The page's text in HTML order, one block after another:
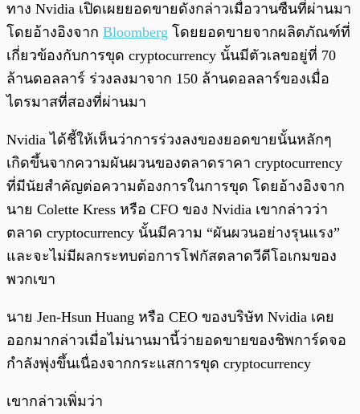
ทาง Nvidia เปิดเผยยอดขายดังกล่าวเมื่อวานซืนที่ผ่านมา
โดยอ้างอิงจาก Bloomberg โดยยอดขายจากผลิตภัณฑ์ที่
เกี่ยวข้องกับการขุด cryptocurrency นั้นมีตัวเลขอยู่ที่ 70
ล้านดอลลาร์ ร่วงลงมาจาก 150 ล้านดอลลาร์ของเมื่อ
ไตรมาสที่สองที่ผ่านมา
Nvidia ได้ชี้ให้เห็นว่าการร่วงลงของยอดขายนั้นหลักๆ
เกิดขึ้นจากความผันผวนของตลาดราคา cryptocurrency
ที่มีนัยสำคัญต่อความต้องการในการขุด โดยอ้างอิงจาก
นาย Colette Kress หรือ CFO ของ Nvidia เขากล่าวว่า
ตลาด cryptocurrency นั้นมีความ “ผันผวนอย่างรุนแรง”
และจะไม่มีผลกระทบต่อการโฟกัสตลาดวีดีโอเกมของ
พวกเขา
นาย Jen-Hsun Huang หรือ CEO ของบริษัท Nvidia เคย
ออกมากล่าวเมื่อไม่นานมานี้ว่ายอดขายของชิพการ์ดจอ
กำลังพุ่งขึ้นเนื่องจากกระแสการขุด cryptocurrency
เขากล่าวเพิ่มว่า